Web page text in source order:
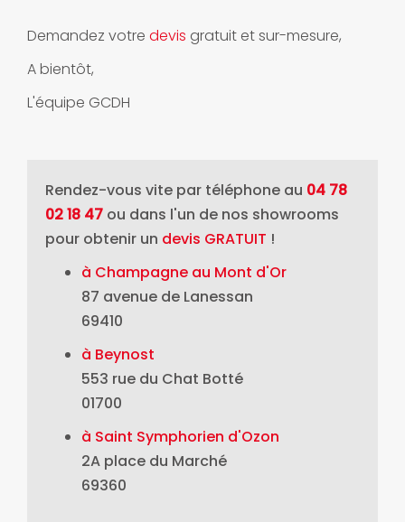
Demandez votre devis gratuit et sur-mesure,
A bientôt,
L'équipe GCDH
Rendez-vous vite par téléphone au 04 78
02 18 47 ou dans l'un de nos showrooms
pour obtenir un devis GRATUIT !
à Champagne au Mont d'Or
87 avenue de Lanessan
69410
à Beynost
553 rue du Chat Botté
01700
à Saint Symphorien d'Ozon
2A place du Marché
69360